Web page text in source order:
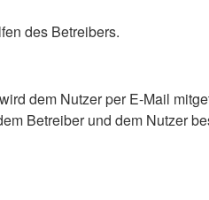
des Betreibers.
dem Nutzer per E-Mail
Betreiber und dem Nutzer